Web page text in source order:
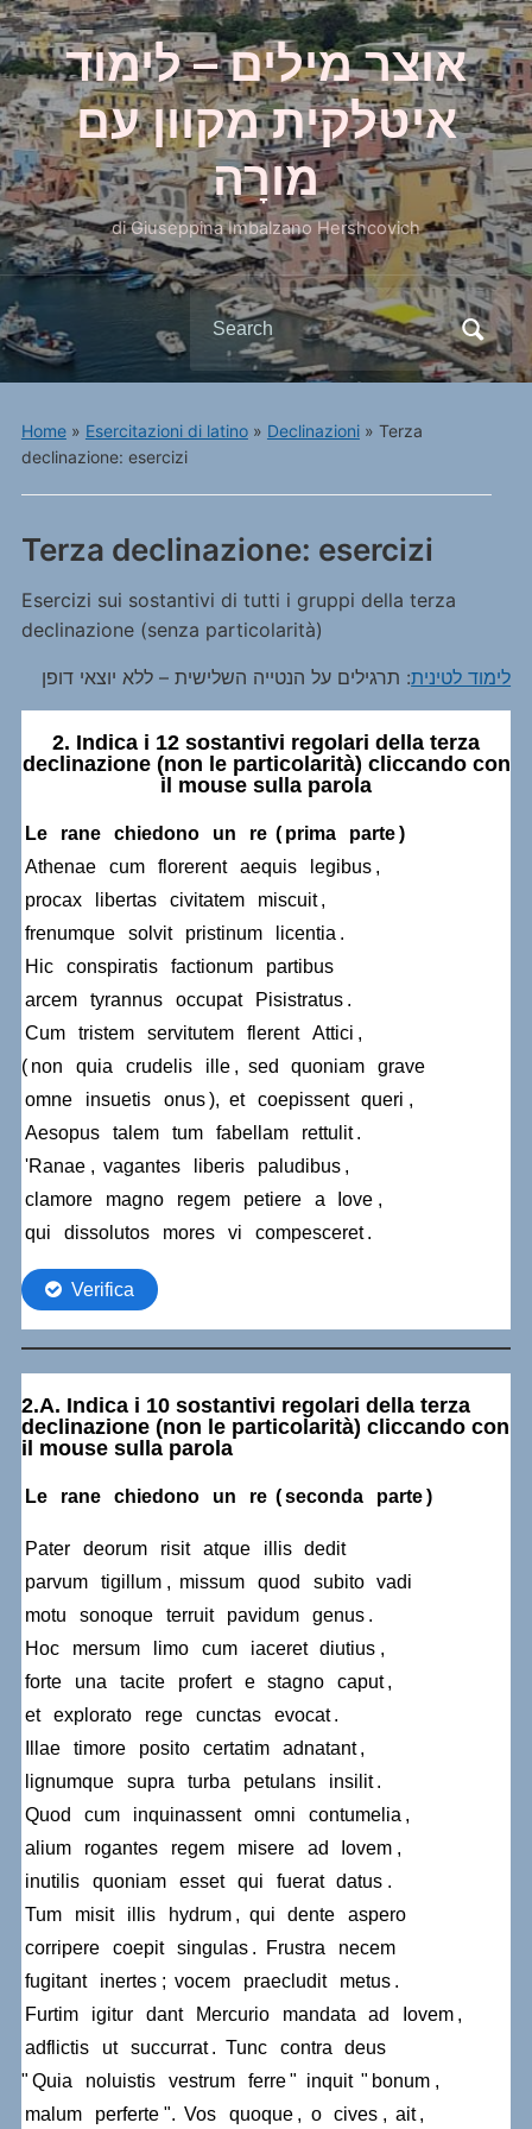
אוצר מילים – לימוד
איטלקית מקוון עם
מורָה
di Giuseppina Imbalzano Hershcovich
Search
for:
Home» Esercitazioni di latino» Declinazioni» Terza
declinazione: esercizi
Terza declinazione: esercizi
Esercizi sui sostantivi di tutti i gruppi della terza
declinazione (senza particolarità)
לימוד לטינית: תרגילים על הנטייה השלישית – ללא יוצאי דופן